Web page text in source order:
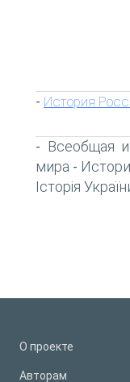
- История
- Всеобщая
мира -
Історія
О проекте
Авторам